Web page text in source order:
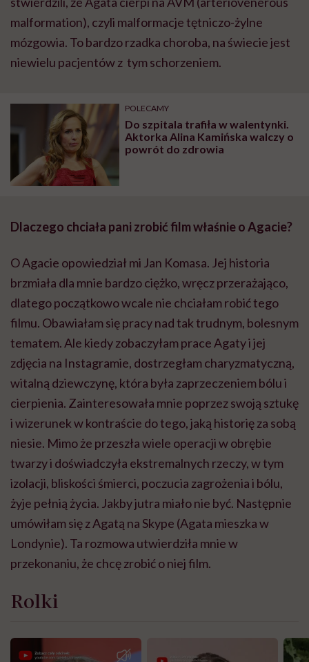
malformation), czyli malformacje tętniczo-żylne
mózgowia. To bardzo rzadka choroba, na świecie jest
niewielu pacjentów z tym schorzeniem.
POLECAMY
Do szpitala trafiła w walentynki.
Aktorka Alina Kamińska walczy o
powrót do zdrowia
Dlaczego chciała pani zrobić film właśnie o Agacie?
O Agacie opowiedział mi Jan Komasa. Jej historia
brzmiała dla mnie bardzo ciężko, wręcz przerażająco,
dlatego początkowo wcale nie chciałam robić tego
filmu. Obawiałam się pracy nad tak trudnym, bolesnym
tematem. Ale kiedy zobaczyłam prace Agaty i jej
zdjęcia na Instagramie, dostrzegłam charyzmatyczną,
witalną dziewczynę, która była zaprzeczeniem bólu i
cierpienia. Zainteresowała mnie poprzez swoją sztukę
i wizerunek w kontraście do tego, jaką historię za sobą
niesie. Mimo że przeszła wiele operacji w obrębie
twarzy i doświadczyła ekstremalnych rzeczy, w tym
izolacji, bliskości śmierci, poczucia zagrożenia i bólu,
żyje pełnią życia. Jakby jutra miało nie być. Następnie
umówiłam się z Agatą na Skype (Agata mieszka w
Londynie). Ta rozmowa utwierdziła mnie w
przekonaniu, że chcę zrobić o niej film.
Rolki